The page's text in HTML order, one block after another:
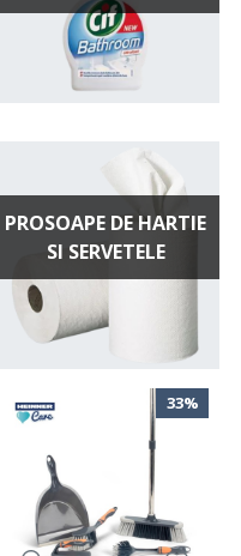
PROSOAPE DE HARTIE
SI SERVETELE
33%